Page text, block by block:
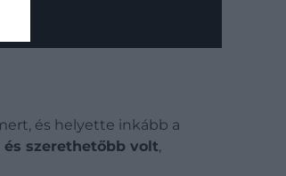
és helyette inkább a
szerethetőbb volt,